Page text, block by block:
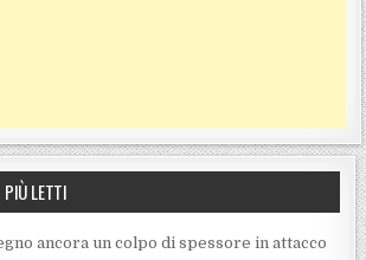
LETTI
ancora un colpo di spessore in attacco